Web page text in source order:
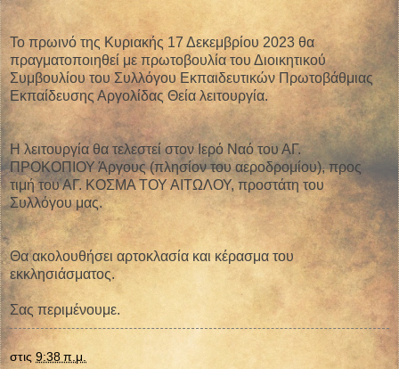
Το πρωινό της Κυριακής 17 Δεκεμβρίου 2023 θα
πραγματοποιηθεί με πρωτοβουλία του Διοικητικού
Συμβουλίου του Συλλόγου Εκπαιδευτικών Πρωτοβάθμιας
Εκπαίδευσης Αργολίδας Θεία λειτουργία.
Η λειτουργία θα τελεστεί στον Ιερό Ναό του ΑΓ.
ΠΡΟΚΟΠΙΟΥ Άργους (πλησίον του αεροδρομίου), προς
τιμή του ΑΓ. ΚΟΣΜΑ ΤΟΥ ΑΙΤΩΛΟΥ, προστάτη του
Συλλόγου μας.
Θα ακολουθήσει αρτοκλασία και κέρασμα του
εκκλησιάσματος.
Σας περιμένουμε.
στις 9:38 π.μ.